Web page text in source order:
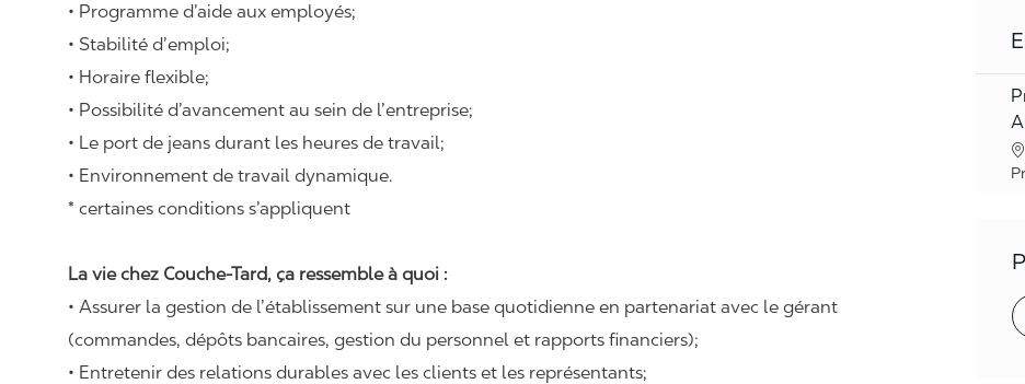
• Programme d’aide aux employés;
• Stabilité d’emploi;
• Horaire flexible;
• Possibilité d’avancement au sein de l’entreprise;
• Le port de jeans durant les heures de travail;
• Environnement de travail dynamique.
* certaines conditions s’appliquent
La vie chez Couche-Tard, ça ressemble à quoi :
• Assurer la gestion de l’établissement sur une base quotidienne en partenariat avec le gérant
(commandes, dépôts bancaires, gestion du personnel et rapports financiers);
• Entretenir des relations durables avec les clients et les représentants;